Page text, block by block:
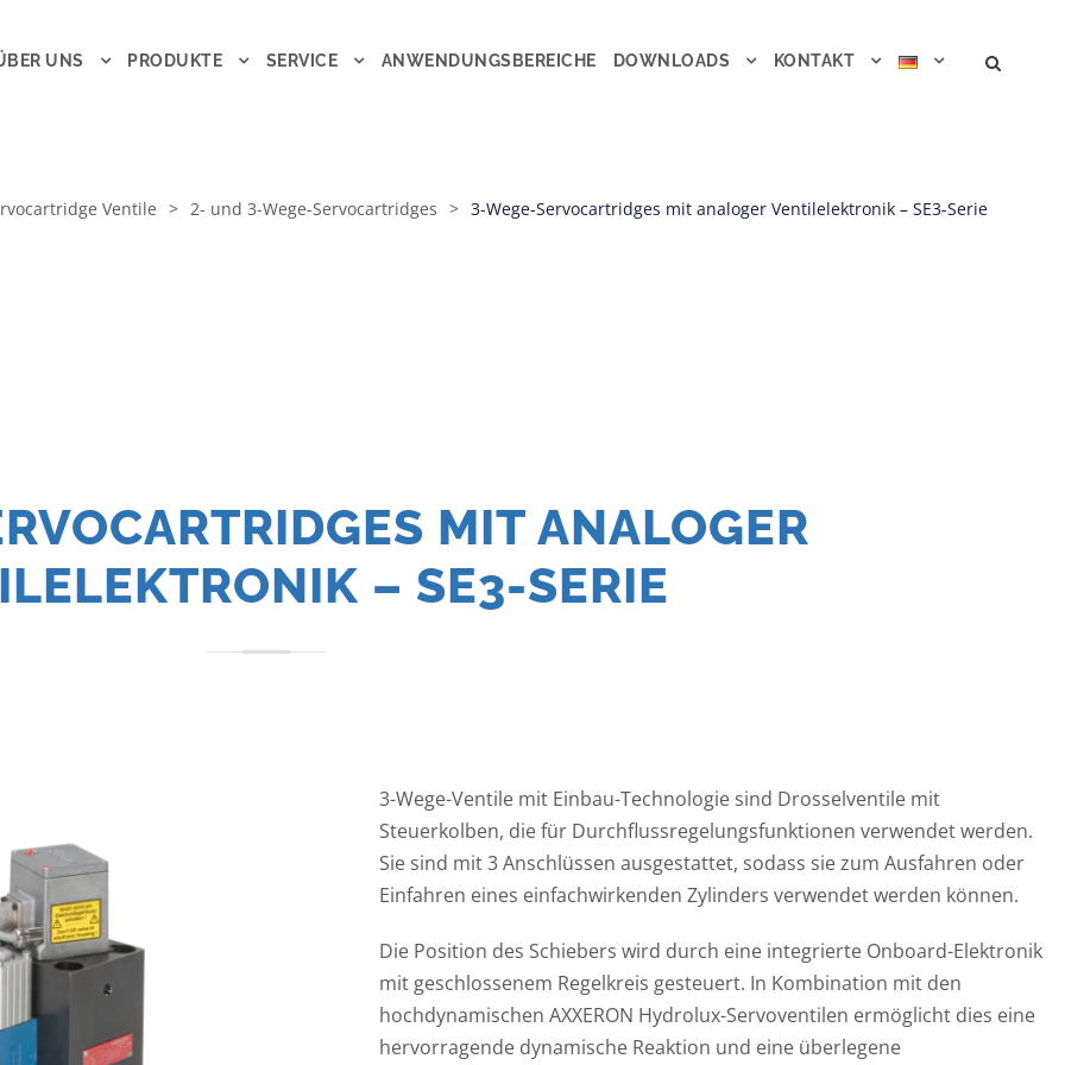
UNS PRODUKTE SERVICE ANWENDUNGSBEREICHE DOWNLOADS KONTAKT
Ventile > 2- und 3-Wege-Servocartridges > 3-Wege-Servocartridges mit analoger Ventilelektronik – SE3-Serie
MIT ANALOGER
– SE3-SERIE
3-Wege-Ventile mit Einbau-Technologie sind Drosselventile mit
Steuerkolben, die für Durchflussregelungsfunktionen verwendet werden.
Sie sind mit 3 Anschlüssen ausgestattet, sodass sie zum Ausfahren oder
Einfahren eines einfachwirkenden Zylinders verwendet werden können.
Die Position des Schiebers wird durch eine integrierte Onboard-Elektronik
mit geschlossenem Regelkreis gesteuert. In Kombination mit den
hochdynamischen AXXERON Hydrolux-Servoventilen ermöglicht dies eine
hervorragende dynamische Reaktion und eine überlegene